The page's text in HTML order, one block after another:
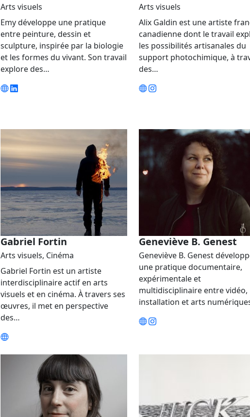
Arts visuels
Emy développe une pratique
entre peinture, dessin et
sculpture, inspirée par la biologie
et les formes du vivant. Son travail
explore des…
Arts visuels
Alix Galdin est une artiste
canadienne dont le travail
les possibilités artisanales du
support photochimique, à
des…
Gabriel Fortin
Arts visuels, Cinéma
Gabriel Fortin est un artiste
interdisciplinaire actif en arts
visuels et en cinéma. À travers ses
œuvres, il met en perspective
des…
Geneviève B. Genest
Geneviève B. Genest
une pratique documentaire,
expérimentale et
multidisciplinaire entre vidéo,
installation et arts